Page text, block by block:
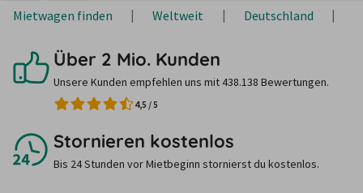
Mietwagen finden Weltweit Deutschland
Über 2 Mio. Kunden
Unsere Kunden empfehlen uns mit 438.138 Bewertungen.
4,5 /5
Stornieren kostenlos
Bis 24 Stunden vor Mietbeginn stornierst du kostenlos.